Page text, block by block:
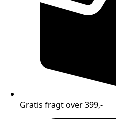
Gratis fragt over 399,-